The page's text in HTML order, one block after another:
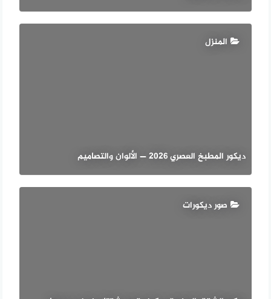
المنزل
ديكور المطبخ العصري 2026 — الألوان والتصاميم
صور ديكورات